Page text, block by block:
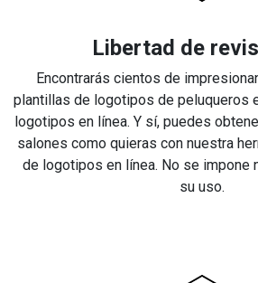
Libertad de
Encontrarás cientos de
plantillas de logotipos de peluqueros
logotipos en línea. Y sí, puedes
salones como quieras con nuestra
de logotipos en línea. No se impone
su uso.